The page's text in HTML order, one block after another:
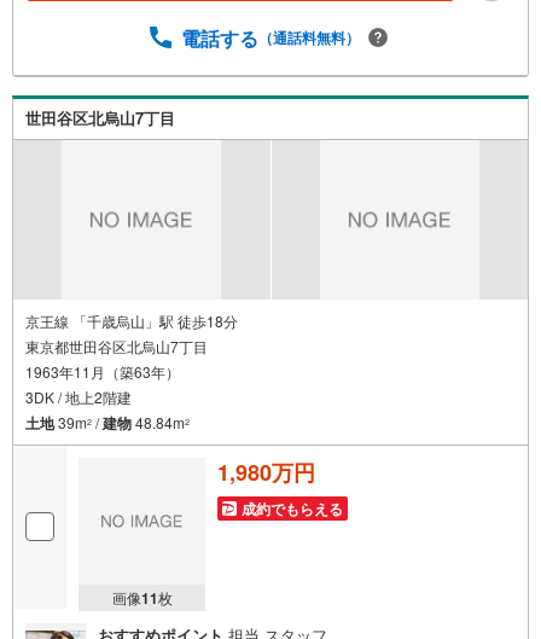
グ済！【営業時間10:00～19:00】上記時間はお電話が繋が
地を見学される場合は「室内・現地を見学する（無料）」
ボタンよりご希望の日時をご記入いただけますとスムーズ
にご案内が可能です。【ウィル不動産販売はここが強み】
電話する （通話料無料）
世田谷区北烏山7丁目
京王線 「千歳烏山」駅 徒歩18分
東京都世田谷区北烏山7丁目
1963年11月（築63年）
3DK / 地上2階建
土地39m2 /建物48.84m2
画像11枚
1,980万円
成約でもらえる